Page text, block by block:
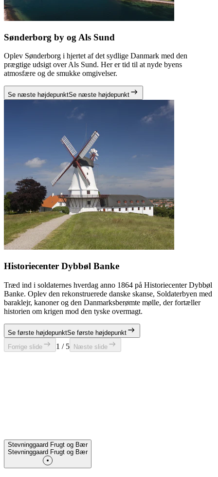
Sønderborg by og Als Sund
Oplev Sønderborg i hjertet af det sydlige Danmark med den
prægtige udsigt over Als Sund. Her er tid til at nyde byens
atmosfære og de smukke omgivelser.
Se næste højdepunktSe næste højdepunkt
Historiecenter Dybbøl Banke
Træd ind i soldaternes hverdag anno 1864 på Historiecenter Dybbøl
Banke. Oplev den rekonstruerede danske skanse, Soldaterbyen med
baraklejr, kanoner og den Danmarksberømte mølle, der fortæller
historien om krigen mod den tyske overmagt.
Se første højdepunktSe første højdepunkt
Forrige slide
1 / 5 Næste slide
Stevninggaard Frugt og Bær
Stevninggaard Frugt og Bær